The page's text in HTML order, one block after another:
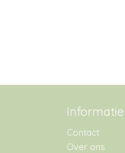
Informatie
Contact
Over ons